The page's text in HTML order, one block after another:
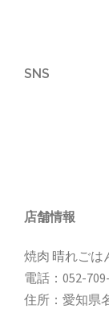
SNS
店舗情報
焼肉 晴れごは
電話： 052-
住所：愛知県